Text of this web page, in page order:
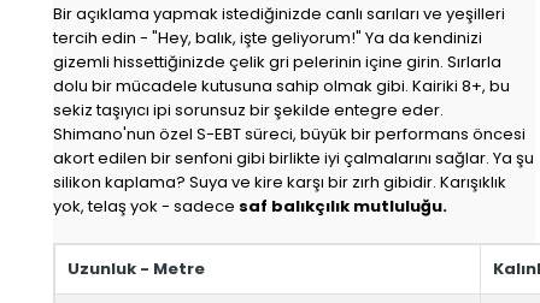
Bir açıklama yapmak istediğinizde canlı sarıları ve yeşilleri
tercih edin - "Hey, balık, işte geliyorum!" Ya da kendinizi
gizemli hissettiğinizde çelik gri pelerinin içine girin. Sırlarla
dolu bir mücadele kutusuna sahip olmak gibi. Kairiki 8+, bu
sekiz taşıyıcı ipi sorunsuz bir şekilde entegre eder.
Shimano'nun özel S-EBT süreci, büyük bir performans öncesi
akort edilen bir senfoni gibi birlikte iyi çalmalarını sağlar. Ya şu
silikon kaplama? Suya ve kire karşı bir zırh gibidir. Karışıklık
yok, telaş yok - sadece saf balıkçılık mutluluğu.
Uzunluk - Metre